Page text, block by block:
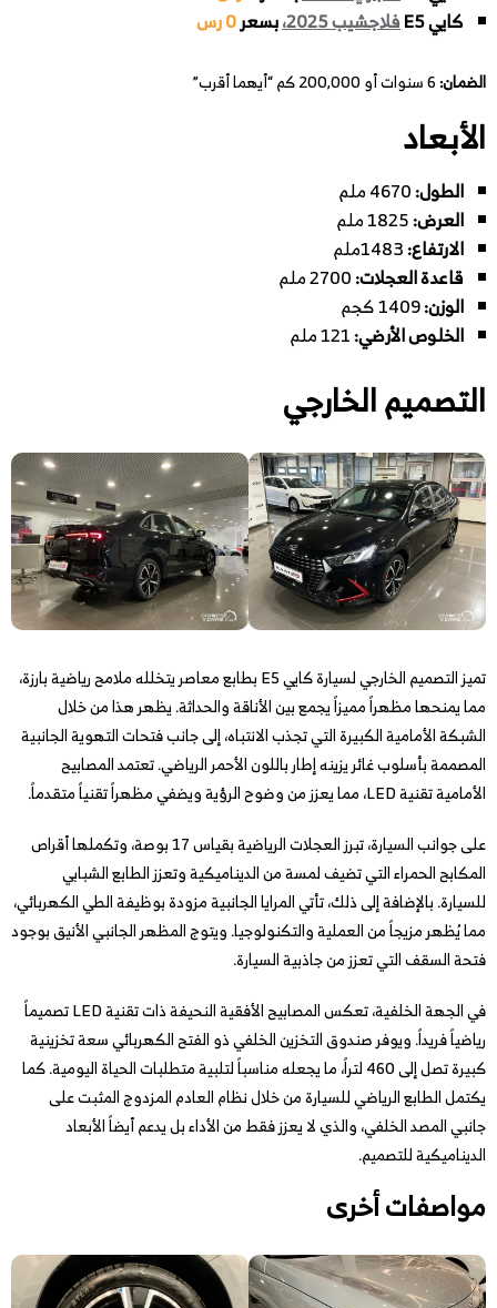
كايي E5
فلاجشيب 2025، بسعر0 رس
الضمان:
الأبعاد
الطول:
العرض:
الارتفاع:
قاعدة العجلات:
الوزن:
الخلوص الأرضي:
التصميم الخارجي
تميز التصميم الخارجي لسيارة كايي E5 بطابع معاصر يتخلله ملامح رياضية بارزة،
مما يمنحها مظهراً مميزاً يجمع بين الأناقة والحداثة. يظهر هذا من خلال
الشبكة الأمامية الكبيرة التي تجذب الانتباه، إلى جانب فتحات التهوية الجانبية
المصممة بأسلوب غائر يزينه إطار باللون الأحمر الرياضي. تعتمد المصابيح
الأمامية تقنية LED، مما يعزز من وضوح الرؤية ويضفي مظهراً تقنياً متقدماً.
على جوانب السيارة، تبرز العجلات الرياضية بقياس 17 بوصة، وتكملها أقراص
المكابح الحمراء التي تضيف لمسة من الديناميكية وتعزز الطابع الشبابي
للسيارة. بالإضافة إلى ذلك، تأتي المرايا الجانبية مزودة بوظيفة الطي الكهربائي،
مما يُظهر مزيجاً من العملية والتكنولوجيا. ويتوج المظهر الجانبي الأنيق بوجود
فتحة السقف التي تعزز من جاذبية السيارة.
في الجهة الخلفية، تعكس المصابيح الأفقية النحيفة ذات تقنية LED تصميماً
رياضياً فريداً. ويوفر صندوق التخزين الخلفي ذو الفتح الكهربائي سعة تخزينية
كبيرة تصل إلى 460 لتراً، ما يجعله مناسباً لتلبية متطلبات الحياة اليومية. كما
يكتمل الطابع الرياضي للسيارة من خلال نظام العادم المزدوج المثبت على
جانبي المصد الخلفي، والذي لا يعزز فقط من الأداء بل يدعم أيضاً الأبعاد
الديناميكية للتصميم.
مواصفات أخرى